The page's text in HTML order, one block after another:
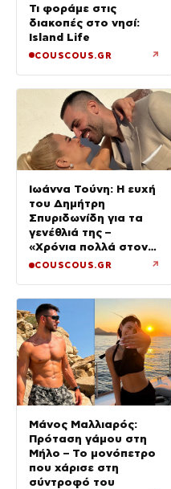
Τι φοράμε στις
διακοπές στο νησί:
Island Life
COUSCOUS.GR ↗
Ιωάννα Τούνη: Η ευχή
του Δημήτρη
Σπυριδωνίδη για τα
γενέθλιά της –
«Χρόνια πολλά στον
πιο υπέροχο
COUSCOUS.GR ↗
Μάνος Μαλλιαρός:
Πρόταση γάμου στη
Μήλο – Το μονόπετρο
που χάρισε στη
σύντροφό του